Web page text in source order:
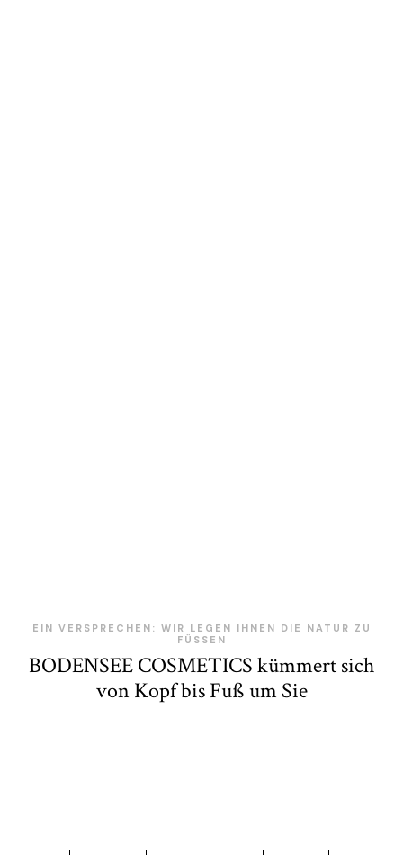
EIN VERSPRECHEN: WIR LEGEN IHNEN DIE NATUR ZU
FÜSSEN
BODENSEE COSMETICS kümmert sich
von Kopf bis Fuß um Sie